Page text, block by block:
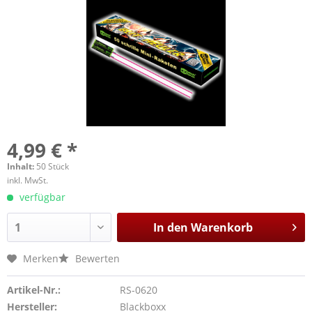
4,99 € *
Inhalt: 50 Stück
inkl. MwSt.
verfügbar
In den Warenkorb
Merken Bewerten
Artikel-Nr.:
RS-0620
Hersteller:
Blackboxx